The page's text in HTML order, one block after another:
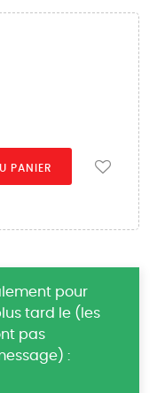
PANIER
pour
tard le (les
pas
: